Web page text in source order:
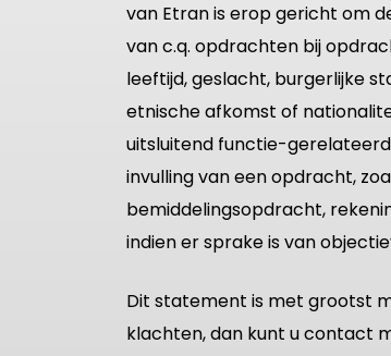
van Etran is erop gericht om
van c.q. opdrachten bij
leeftijd, geslacht, burgerlijke
etnische afkomst of
uitsluitend functie-
invulling van een opdracht,
bemiddelingsopdracht,
indien er sprake is van
Dit statement is met grootst
klachten, dan kunt u contact